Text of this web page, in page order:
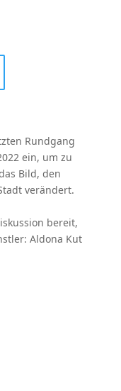
Rundgang
ein, um zu
Bild, den
verändert.
bereit,
Aldona Kut